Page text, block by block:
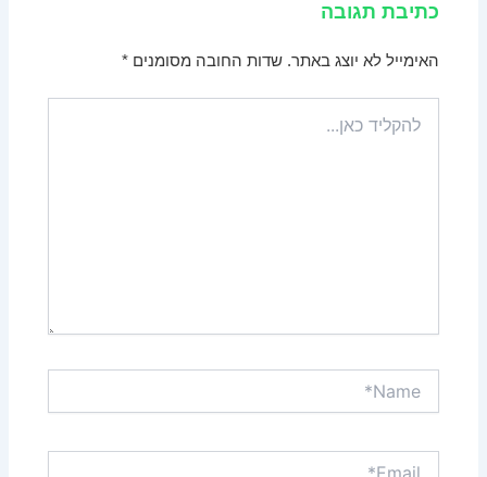
כתיבת תגובה
האימייל לא יוצג באתר. שדות החובה מסומנים*
כאן...